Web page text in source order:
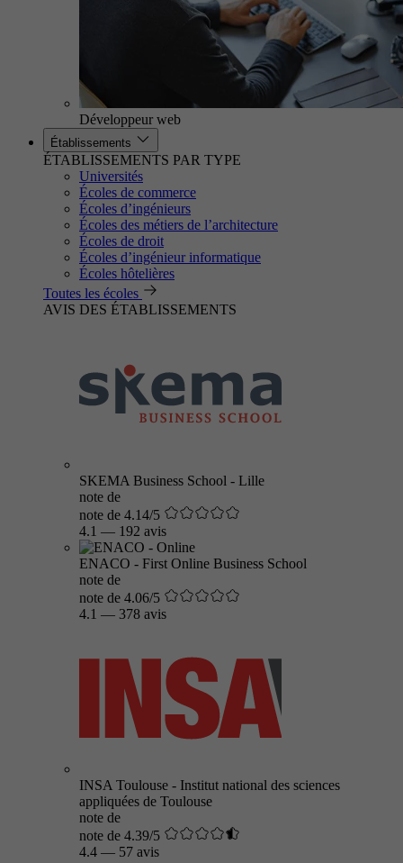
Développeur web
Établissements
ÉTABLISSEMENTS PAR TYPE
Universités
Écoles de commerce
Écoles d’ingénieurs
Écoles des métiers de l’architecture
Écoles de droit
Écoles d’ingénieur informatique
Écoles hôtelières
Toutes les écoles
AVIS DES ÉTABLISSEMENTS
SKEMA Business School - Lille
note de
note de 4.14/5
4.1 — 192 avis
ENACO - First Online Business School
note de
note de 4.06/5
4.1 — 378 avis
INSA Toulouse - Institut national des sciences
appliquées de Toulouse
note de
note de 4.39/5
4.4 — 57 avis